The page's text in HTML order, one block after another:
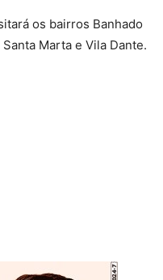
os bairros Banhado
Marta e Vila Dante.